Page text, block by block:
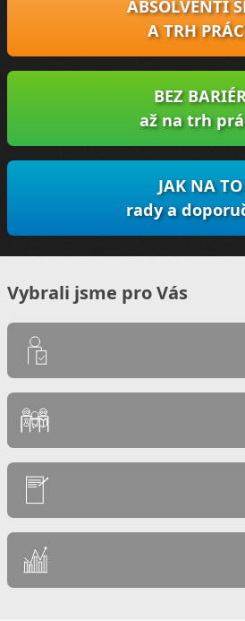
ABSOLVENTI
A TRH
BEZ
až na trh
JAK NA TO
rady a
Vybrali jsme pro Vás